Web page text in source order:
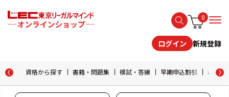
0
ログイン 新規登録
資格から探す 書籍・問題集 模試・答練 早期申込割引 おため